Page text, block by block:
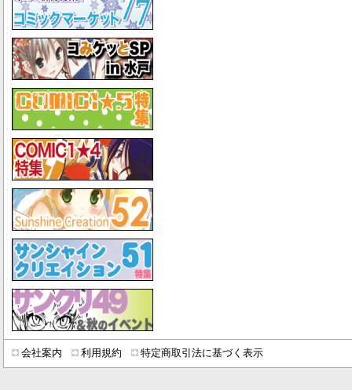
会社案内 利用規約 特定商取引法に基づく表示